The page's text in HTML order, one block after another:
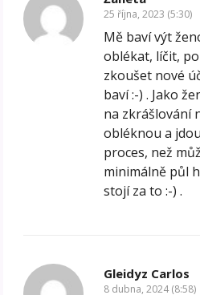
25 října, 2023 (5:30)
Mě baví výt
oblékat, líčit,
zkoušet nové
baví :-) . Jako
na zkrášlování
obléknou a
proces, než
minimálně půl
stojí za to :-) .
Gleidyz Carlos
8 dubna, 2024 (8:58)